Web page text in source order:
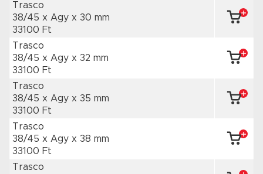
Trasco
38/45 x Agy x 30 mm
33100 Ft
Trasco
38/45 x Agy x 32 mm
33100 Ft
Trasco
38/45 x Agy x 35 mm
33100 Ft
Trasco
38/45 x Agy x 38 mm
33100 Ft
Trasco